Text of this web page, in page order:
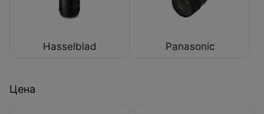
Hasselblad Panasonic
Цена